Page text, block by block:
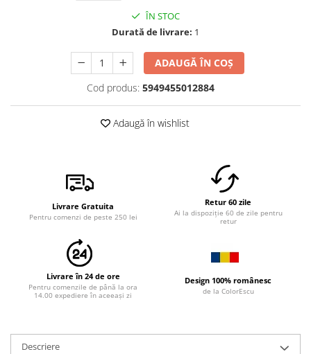
ÎN STOC
Durată de livrare: 1
ADAUGĂ ÎN COȘ
Cod produs: 5949455012884
Adaugă în wishlist
Livrare Gratuita
Pentru comenzi de peste 250 lei
Retur 60 zile
Ai la dispoziție 60 de zile pentru
retur
Livrare în 24 de ore
Pentru comenzile de până la ora
14.00 expediere în aceeași zi
Design 100% românesc
de la ColorEscu
Descriere